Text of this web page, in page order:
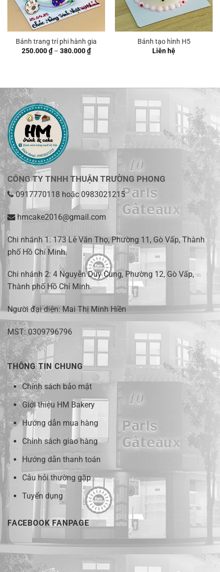
Bánh trang trí phi hành gia
250.000₫ – 380.000₫Khoảng
giá:
Bánh tạo hình H5
Liên hệ
CÔNG TY TNHH THUẬN TRƯỜNG PHONG
0917770118 hoặc 0983021215
hmcake2016@gmail.com
Chi nhánh 1:173 Lê Văn Thọ, Phường 11, Gò Vấp, Thành
phố Hồ Chí Minh.
Chi nhánh 2: 4 Nguyễn Duy Cung, Phường 12, Gò Vấp,
Thành phố Hồ Chí Minh.
Người đại diện: Mai Thị Minh Hiền
MST: 0309796796
THÔNG TIN CHUNG
Chính sách bảo mật
Giới thiệu HM Bakery
Hướng dẫn mua hàng
Chính sách giao hàng
Hướng dẫn thanh toán
Câu hỏi thường gặp
Tuyển dụng
FACEBOOK FANPAGE